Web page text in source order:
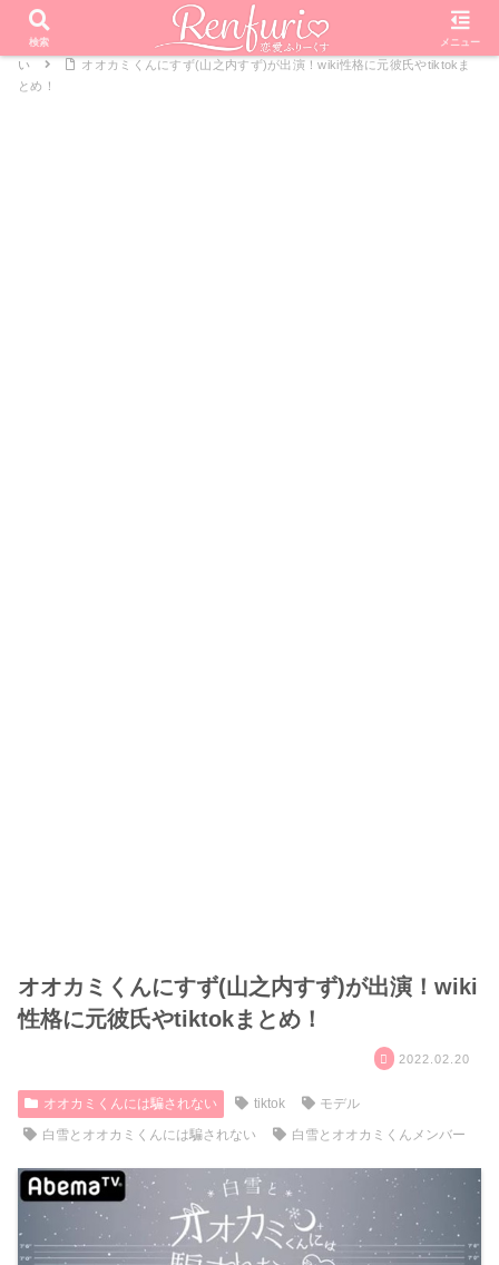
PR
ホーム 恋愛リアリティーショー
オオカミくんには騙されな
い
オオカミくんにすず(山之内すず)が出演！wiki性格に元彼氏やtiktokま
とめ！
オオカミくんにすず(山之内すず)が出演！wiki
性格に元彼氏やtiktokまとめ！
2022.02.20
オオカミくんには騙されない tiktok
モデル
白雪とオオカミくんには騙されない
白雪とオオカミくんメンバー
検索 メニュー